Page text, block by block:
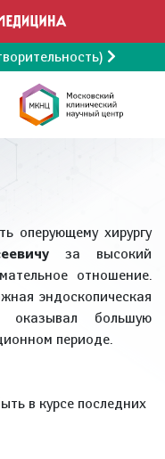
оперующему хирургу
за высокий
отношение.
эндоскопическая
оказывал большую
периоде.
в курсе последних